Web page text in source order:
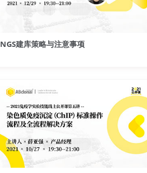
NGS建库策略与注意事项